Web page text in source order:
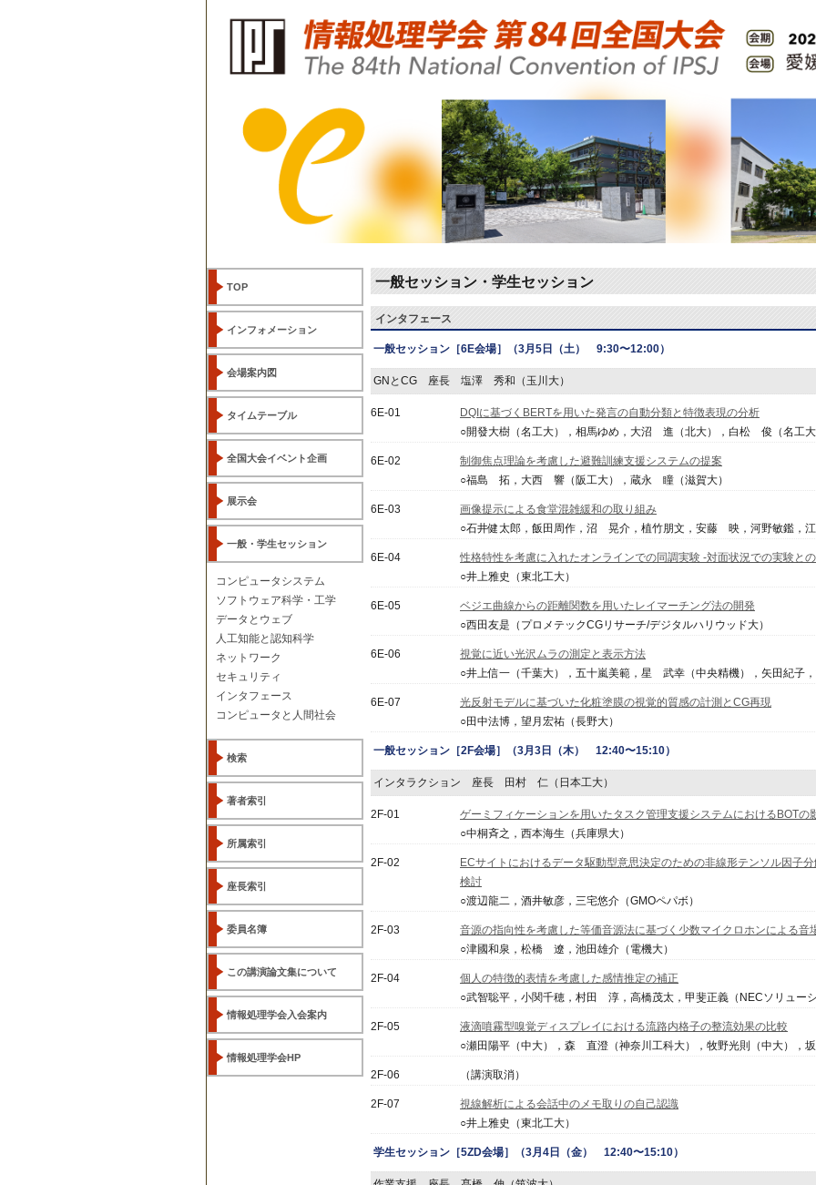
TOP
インフォメーション
会場案内図
タイムテーブル
全国大会イベント企画
展示会
一般・学生セッション
コンピュータシステム
ソフトウェア科学・工学
データとウェブ
人工知能と認知科学
ネットワーク
セキュリティ
インタフェース
コンピュータと人間社会
検索
著者索引
所属索引
座長索引
委員名簿
この講演論文集について
情報処理学会入会案内
情報処理学会HP
一般セッション・学生セッション
インタフェース
一般セッション ［6E会場］（3月5日（土） 9:30〜12:00）
GNとCG 座長 塩澤 秀和（玉川大）
6E-01
DQIに基づくBERTを用いた発言の自動分類と特徴表現の分析
○開發大樹（名工大），相馬ゆめ，大沼 進（北大），白松 俊（名工大
6E-02
制御焦点理論を考慮した避難訓練支援システムの提案
○福島 拓，大西 響（阪工大），蔵永 瞳（滋賀大）
6E-03
画像提示による食堂混雑緩和の取り組み
○石井健太郎，飯田周作，沼 晃介，植竹朋文，安藤 映，河野敏鑑，
6E-04
性格特性を考慮に入れたオンラインでの同調実験 -対面状況での実験と
○井上雅史（東北工大）
6E-05
ベジエ曲線からの距離関数を用いたレイマーチング法の開発
○西田友是（プロメテックCGリサーチ/デジタルハリウッド大）
6E-06
視覚に近い光沢ムラの測定と表示方法
○井上信一（千葉大），五十嵐美範，星 武幸（中央精機），矢田紀子，
6E-07
光反射モデルに基づいた化粧塗膜の視覚的質感の計測とCG再現
○田中法博，望月宏祐（長野大）
一般セッション ［2F会場］（3月3日（木） 12:40〜15:10）
インタラクション 座長 田村 仁（日本工大）
2F-01
ゲーミフィケーションを用いたタスク管理支援システムにおけるBOTの
○中桐斉之，西本海生（兵庫県大）
2F-02
ECサイトにおけるデータ駆動型意思決定のための非線形テンソル因子
検討
○渡辺龍二，酒井敏彦，三宅悠介（GMOペパボ）
2F-03
音源の指向性を考慮した等価音源法に基づく少数マイクロホンによる音
○津國和泉，松橋 遼，池田雄介（電機大）
2F-04
個人の特徴的表情を考慮した感情推定の補正
○武智聡平，小関千穂，村田 淳，高橋茂太，甲斐正義（NECソリューシ
2F-05
液滴噴霧型嗅覚ディスプレイにおける流路内格子の整流効果の比較
○瀬田陽平（中大），森 直澄（神奈川工科大），牧野光則（中大），坂
2F-06 （講演取消）
2F-07
視線解析による会話中のメモ取りの自己認識
○井上雅史（東北工大）
学生セッション ［5ZD会場］（3月4日（金） 12:40〜15:10）